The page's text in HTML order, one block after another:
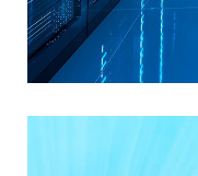
ICT